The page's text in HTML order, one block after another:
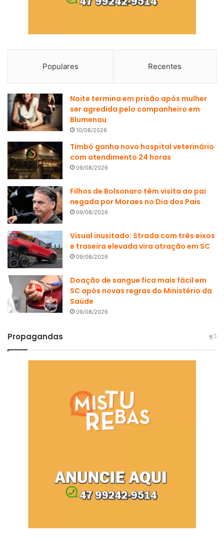
Populares Recentes
Noite termina em prisão após mulher
ser agredida pelo companheiro em
Blumenau
10/08/2026
Timbó ganha novo hospital veterinário
com atendimento 24 horas
09/08/2026
Filhos de Bolsonaro têm visita ao pai
negada por Moraes no Dia dos Pais
09/08/2026
Visual inusitado: Strada com três eixos
e traseira elevada vira atração em SC
09/08/2026
Doação de sangue fica mais fácil em
SC após novas regras do Ministério da
Saúde
09/08/2026
Propagandas